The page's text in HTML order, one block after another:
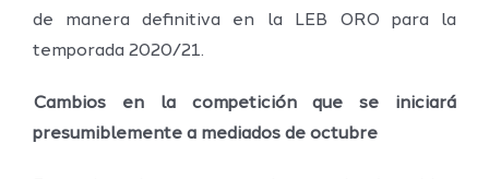
de manera definitiva en la LEB ORO para la
temporada 2020/21.
Cambios en la competición que se iniciará
presumiblemente a mediados de octubre